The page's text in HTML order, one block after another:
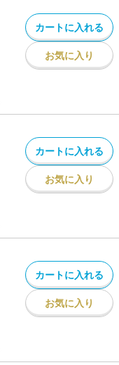
カートに入れる
お気に入り
カートに入れる
お気に入り
カートに入れる
お気に入り